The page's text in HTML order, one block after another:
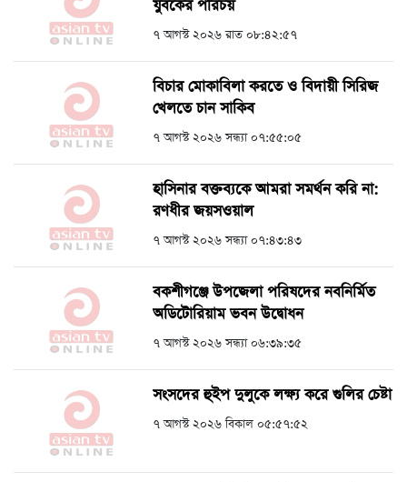
যুবকের পরিচয়
৭ আগস্ট ২০২৬ রাত ০৮:৪২:৫৭
বিচার মোকাবিলা করতে ও বিদায়ী সিরিজ
খেলতে চান সাকিব
৭ আগস্ট ২০২৬ সন্ধ্যা ০৭:৫৫:০৫
হাসিনার বক্তব্যকে আমরা সমর্থন করি না:
রণধীর জয়সওয়াল
৭ আগস্ট ২০২৬ সন্ধ্যা ০৭:৪৩:৪৩
বকশীগঞ্জে উপজেলা পরিষদের নবনির্মিত
অডিটোরিয়াম ভবন উদ্বোধন
৭ আগস্ট ২০২৬ সন্ধ্যা ০৬:৩৯:৩৫
সংসদের হুইপ দুলুকে লক্ষ্য করে গুলির চেষ্টা
৭ আগস্ট ২০২৬ বিকাল ০৫:৫৭:৫২